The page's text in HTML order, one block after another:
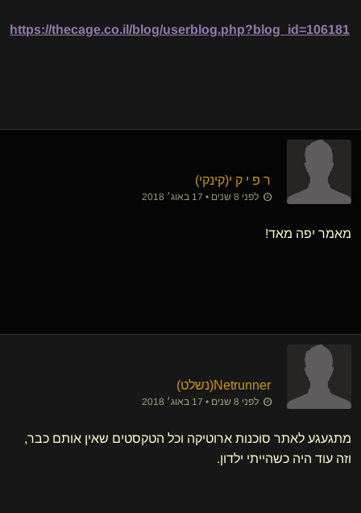
https://thecage.co.il/blog/userblog.php?blog_id=106181
ר פ י ק י​(קינקי)
לפני 8 שנים • 17 באוג׳ 2018
מאמר יפה מאד!
Netrunner​(נשלט)
לפני 8 שנים • 17 באוג׳ 2018
מתגעגע לאתר סוכנות ארוטיקה וכל הטקסטים שאין אותם כבר,
וזה עוד היה כשהייתי ילדון.